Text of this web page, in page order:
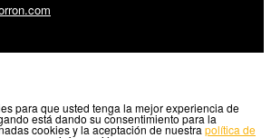
para que usted tenga la mejor experiencia de
está dando su consentimiento para la
cookies y la aceptación de nuestra política de